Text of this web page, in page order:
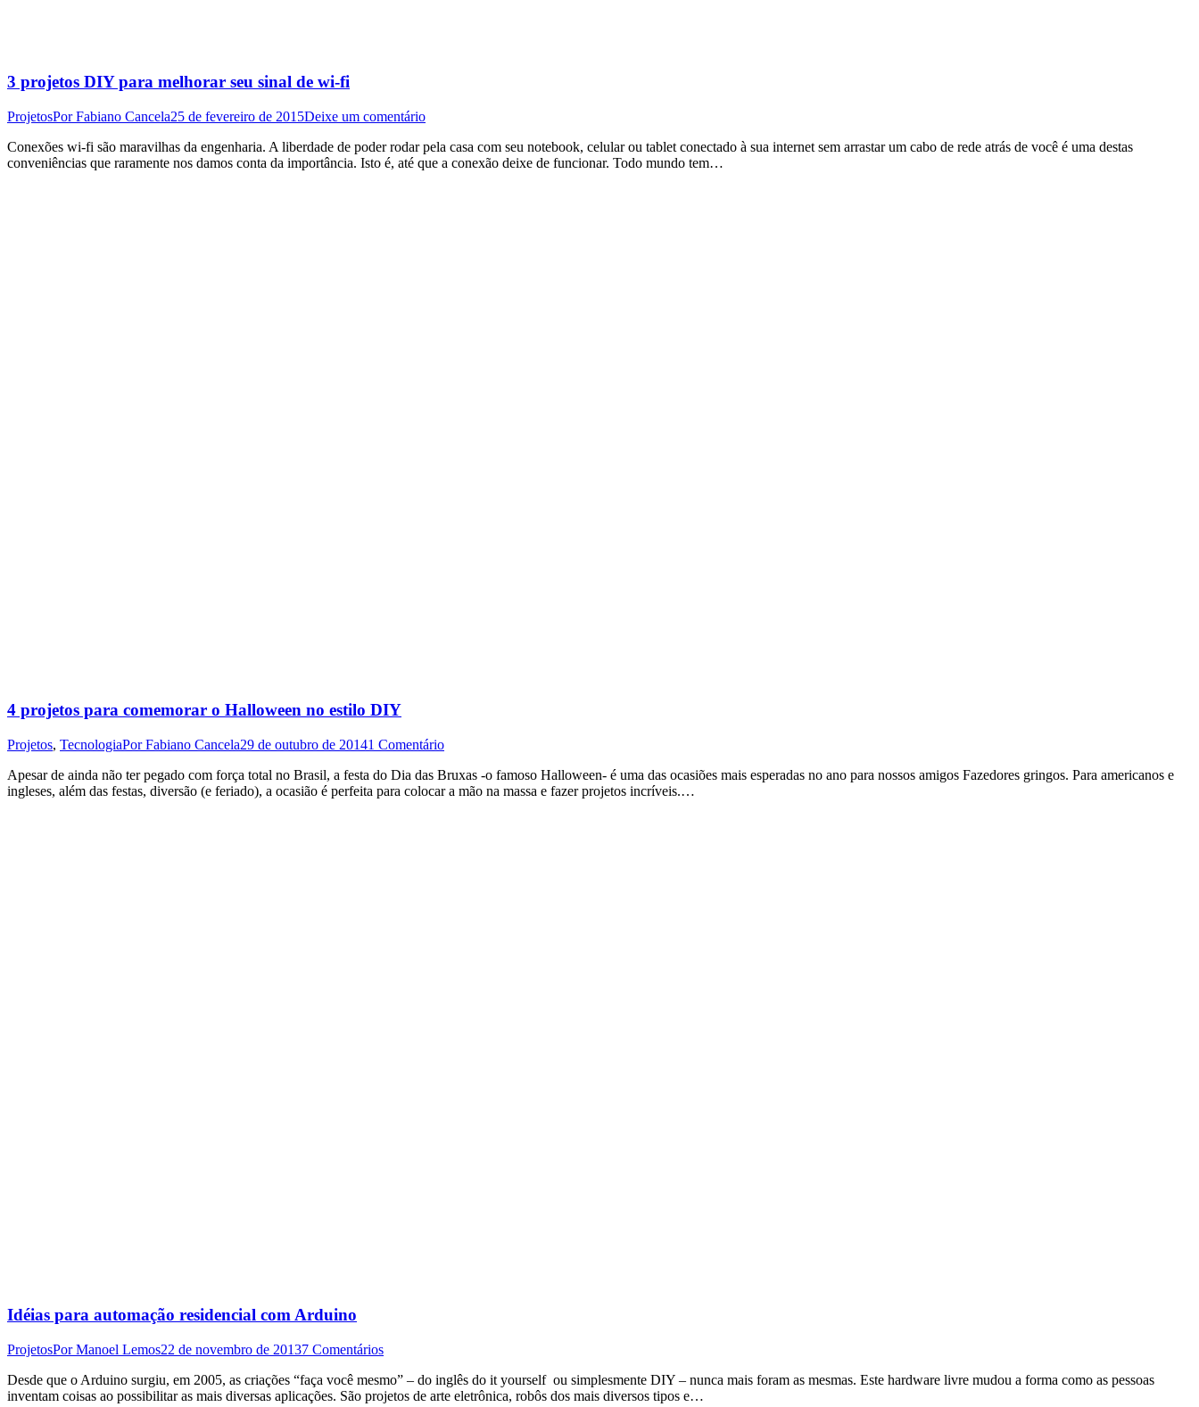
3 projetos DIY para melhorar seu sinal de wi-fi
ProjetosPorFabiano Cancela25 de fevereiro de 2015Deixe um comentário
Conexões wi-fi são maravilhas da engenharia. A liberdade de poder rodar pela casa com seu notebook, celular ou tablet conectado à sua internet sem arrastar um cabo de rede atrás de você é uma destas
conveniências que raramente nos damos conta da importância. Isto é, até que a conexão deixe de funcionar. Todo mundo tem…
4 projetos para comemorar o Halloween no estilo DIY
Projetos, TecnologiaPorFabiano Cancela29 de outubro de 20141 Comentário
Apesar de ainda não ter pegado com força total no Brasil, a festa do Dia das Bruxas -o famoso Halloween- é uma das ocasiões mais esperadas no ano para nossos amigos Fazedores gringos. Para americanos e
ingleses, além das festas, diversão (e feriado), a ocasião é perfeita para colocar a mão na massa e fazer projetos incríveis.…
Idéias para automação residencial com Arduino
ProjetosPorManoel Lemos22 de novembro de 20137 Comentários
Desde que o Arduino surgiu, em 2005, as criações “faça você mesmo” – do inglês do it yourself ou simplesmente DIY – nunca mais foram as mesmas. Este hardware livre mudou a forma como as pessoas
inventam coisas ao possibilitar as mais diversas aplicações. São projetos de arte eletrônica, robôs dos mais diversos tipos e…